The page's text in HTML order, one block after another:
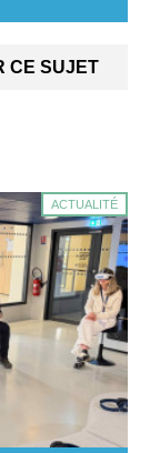
CE SUJET
ACTUALITÉ